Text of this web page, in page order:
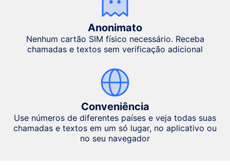
Anonimato
Nenhum cartão SIM físico necessário. Receba
chamadas e textos sem verificação adicional
Conveniência
Use números de diferentes países e veja todas suas
chamadas e textos em um só lugar, no aplicativo ou
no seu navegador